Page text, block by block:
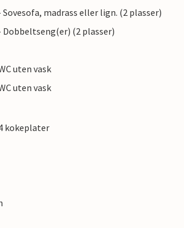
Sovesofa, madrass eller lign. (2 plasser)
Dobbeltseng(er) (2 plasser)
uten vask
uten vask
kokeplater